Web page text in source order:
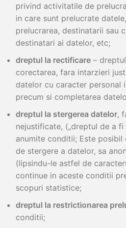
privind activitatile de
in care sunt prelucrate
prelucrarea, destinatarii sau
destinatari ai datelor, etc;
dreptul la rectificare –
corectarea, fara intarzieri
datelor cu caracter personal
precum si completarea
dreptul la stergerea datelor,
nejustificate, („dreptul de a fi
anumite conditii; Este posibil
de stergere a datelor, sa
(lipsindu-le astfel de
continue in aceste conditii
scopuri statistice;
dreptul la restrictionarea
conditii;